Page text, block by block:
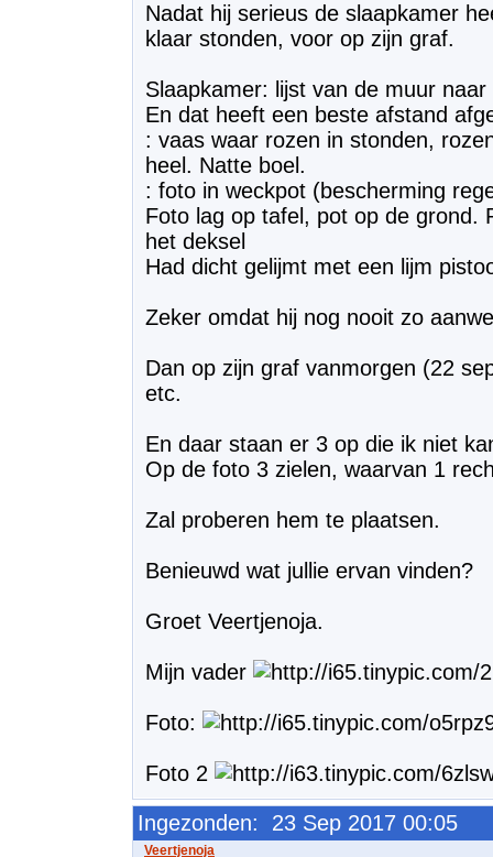
Nadat hij serieus de slaapkamer
klaar stonden, voor op zijn graf.
Slaapkamer: lijst van de muur
En dat heeft een beste afstand
: vaas waar rozen in stonden,
heel. Natte boel.
: foto in weckpot (bescherming
Foto lag op tafel, pot op de grond.
het deksel
Had dicht gelijmt met een lijm
Zeker omdat hij nog nooit zo
Dan op zijn graf vanmorgen (22
etc.
En daar staan er 3 op die ik niet
Op de foto 3 zielen, waarvan 1
Zal proberen hem te plaatsen.
Benieuwd wat jullie ervan vinden?
Groet Veertjenoja.
Mijn vader
Foto:
Foto 2
Ingezonden: 23 Sep 2017 00:05